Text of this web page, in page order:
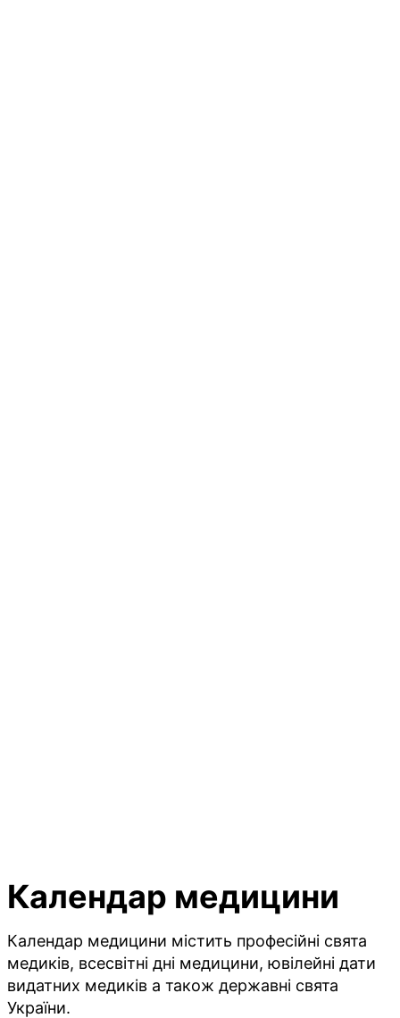
Календар медицини
Календар медицини містить професійні свята
медиків, всесвітні дні медицини, ювілейні дати
видатних медиків а також державні свята
України.